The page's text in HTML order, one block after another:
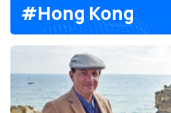
#Hong Kong